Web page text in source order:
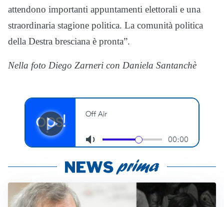
attendono importanti appuntamenti elettorali e una
straordinaria stagione politica. La comunità politica
della Destra bresciana è pronta”.
Nella foto Diego Zarneri con Daniela Santanchè